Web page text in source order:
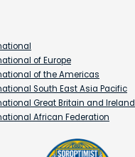
of Europe
of the Americas
South East Asia Pacific
Great Britain and Ireland
African Federation